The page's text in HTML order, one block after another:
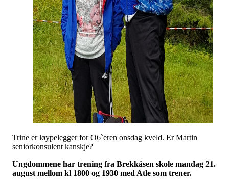
Trine er løypelegger for O6`eren onsdag kveld. Er Martin
seniorkonsulent kanskje?
Ungdommene har trening fra Brekkåsen skole mandag 21.
august mellom kl 1800 og 1930 med Atle som trener.